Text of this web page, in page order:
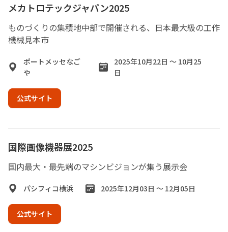
メカトロテックジャパン2025
ものづくりの集積地中部で開催される、日本最大級の工作
機械見本市
ポートメッセなご
や
2025年10月22日 ～ 10月25
日
公式サイト
国際画像機器展2025
国内最大・最先端のマシンビジョンが集う展示会
パシフィコ横浜 2025年12月03日 ～ 12月05日
公式サイト